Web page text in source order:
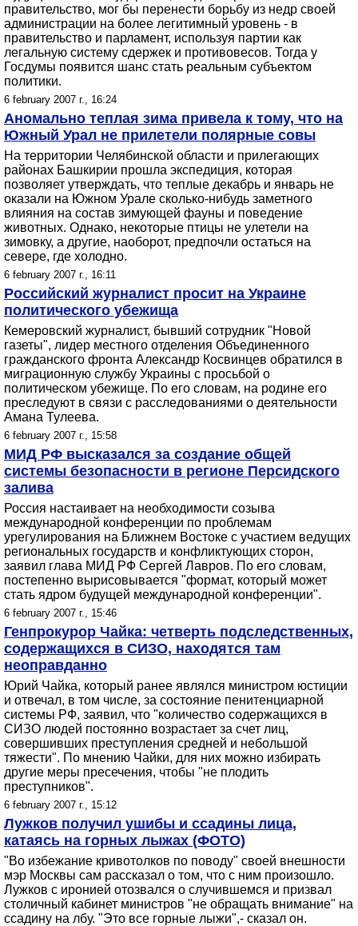
правительство, мог бы перенести борьбу из недр своей
администрации на более легитимный уровень - в
правительство и парламент, используя партии как
легальную систему сдержек и противовесов. Тогда у
Госдумы появится шанс стать реальным субъектом
политики.
6 february 2007 г., 16:24
Аномально теплая зима привела к тому, что на
Южный Урал не прилетели полярные совы
На территории Челябинской области и прилегающих
районах Башкирии прошла экспедиция, которая
позволяет утверждать, что теплые декабрь и январь не
оказали на Южном Урале сколько-нибудь заметного
влияния на состав зимующей фауны и поведение
животных. Однако, некоторые птицы не улетели на
зимовку, а другие, наоборот, предпочли остаться на
севере, где холодно.
6 february 2007 г., 16:11
Российский журналист просит на Украине
политического убежища
Кемеровский журналист, бывший сотрудник "Новой
газеты", лидер местного отделения Объединенного
гражданского фронта Александр Косвинцев обратился в
миграционную службу Украины с просьбой о
политическом убежище. По его словам, на родине его
преследуют в связи с расследованиями о деятельности
Амана Тулеева.
6 february 2007 г., 15:58
МИД РФ высказался за создание общей
системы безопасности в регионе Персидского
залива
Россия настаивает на необходимости созыва
международной конференции по проблемам
урегулирования на Ближнем Востоке с участием ведущих
региональных государств и конфликтующих сторон,
заявил глава МИД РФ Сергей Лавров. По его словам,
постепенно вырисовывается "формат, который может
стать ядром будущей международной конференции".
6 february 2007 г., 15:46
Генпрокурор Чайка: четверть подследственных,
содержащихся в СИЗО, находятся там
неоправданно
Юрий Чайка, который ранее являлся министром юстиции
и отвечал, в том числе, за состояние пенитенциарной
системы РФ, заявил, что "количество содержащихся в
СИЗО людей постоянно возрастает за счет лиц,
совершивших преступления средней и небольшой
тяжести". По мнению Чайки, для них можно избирать
другие меры пресечения, чтобы "не плодить
преступников".
6 february 2007 г., 15:12
Лужков получил ушибы и ссадины лица,
катаясь на горных лыжах (ФОТО)
"Во избежание кривотолков по поводу" своей внешности
мэр Москвы сам рассказал о том, что с ним произошло.
Лужков с иронией отозвался о случившемся и призвал
столичный кабинет министров "не обращать внимание" на
ссадину на лбу. "Это все горные лыжи",- сказал он.